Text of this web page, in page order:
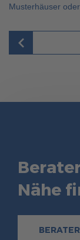
Musterhäuser
Nähe